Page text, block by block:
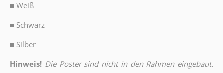
■ Weiß
■ Schwarz
■ Silber
Hinweis! Die Poster sind nicht in den Rahmen eingebaut.